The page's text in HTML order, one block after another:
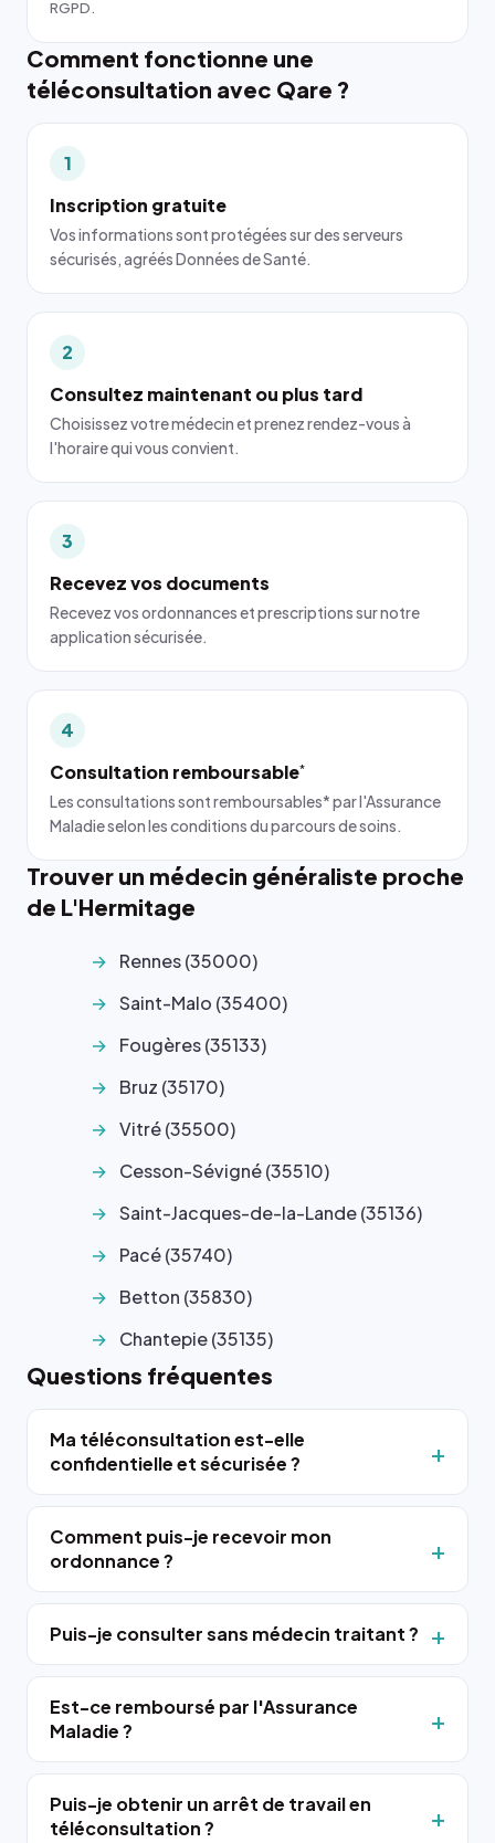
RGPD.
Comment fonctionne une
téléconsultation avec Qare ?
1
Inscription gratuite
Vos informations sont protégées sur des serveurs
sécurisés, agréés Données de Santé.
2
Consultez maintenant ou plus tard
Choisissez votre médecin et prenez rendez-vous à
l'horaire qui vous convient.
3
Recevez vos documents
Recevez vos ordonnances et prescriptions sur notre
application sécurisée.
4
Consultation remboursable*
Les consultations sont remboursables* par l'Assurance
Maladie selon les conditions du parcours de soins.
Trouver un médecin généraliste proche
de L'Hermitage
Rennes (35000)
Saint-Malo (35400)
Fougères (35133)
Bruz (35170)
Vitré (35500)
Cesson-Sévigné (35510)
Saint-Jacques-de-la-Lande (35136)
Pacé (35740)
Betton (35830)
Chantepie (35135)
Questions fréquentes
Ma téléconsultation est-elle
confidentielle et sécurisée ?
Comment puis-je recevoir mon
ordonnance ?
Puis-je consulter sans médecin traitant ?
Est-ce remboursé par l'Assurance
Maladie ?
Puis-je obtenir un arrêt de travail en
téléconsultation ?